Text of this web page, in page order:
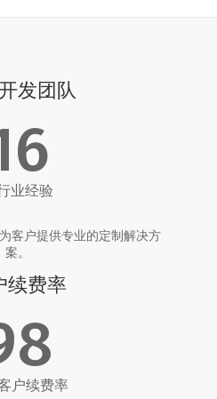
发团队
业经验
客户提供专业的定制解决方
案。
续费率
户续费率